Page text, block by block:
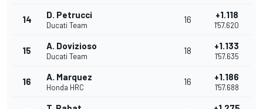
14 D. Petrucci
Ducati Team
16 +1.118
1'57.620
15 A. Dovizioso
Ducati Team
18 +1.133
1'57.635
16 A. Marquez
Honda HRC
16 +1.186
1'57.688